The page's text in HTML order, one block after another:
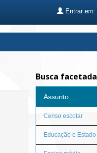
Entrar em:
Busca facetada
Assunto
Censo escolar
Educação e Estado